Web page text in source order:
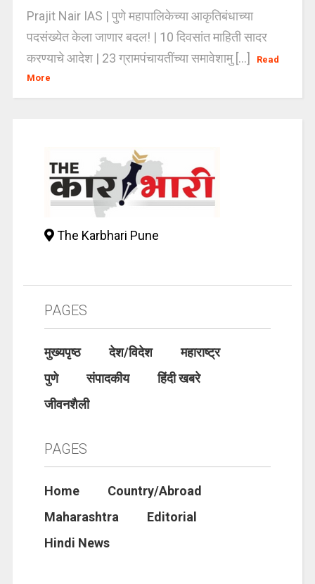
Prajit Nair IAS | पुणे महापालिकेच्या आकृतिबंधाच्या
पदसंख्येत केला जाणार बदल! | 10 दिवसांत माहिती सादर
करण्याचे आदेश | 23 ग्रामपंचायतींच्या समावेशामु [...]
Read
More
The Karbhari Pune
PAGES
मुख्यपृष्ठ देश/विदेश
महाराष्ट्र
पुणे
संपादकीय
हिंदी खबरे
जीवनशैली
PAGES
Home
Country/Abroad
Maharashtra
Editorial
Hindi News